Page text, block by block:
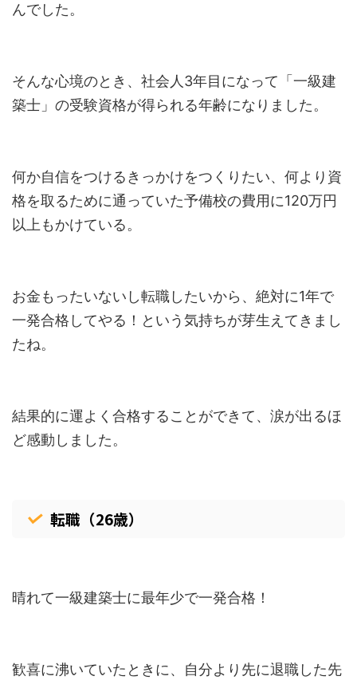
んでした。
そんな心境のとき、社会人3年目になって「一級建
築士」の受験資格が得られる年齢になりました。
何か自信をつけるきっかけをつくりたい、何より資
格を取るために通っていた予備校の費用に120万円
以上もかけている。
お金もったいないし転職したいから、絶対に1年で
一発合格してやる！という気持ちが芽生えてきまし
たね。
結果的に運よく合格することができて、涙が出るほ
ど感動しました。
転職（26歳）
晴れて一級建築士に最年少で一発合格！
歓喜に沸いていたときに、自分より先に退職した先